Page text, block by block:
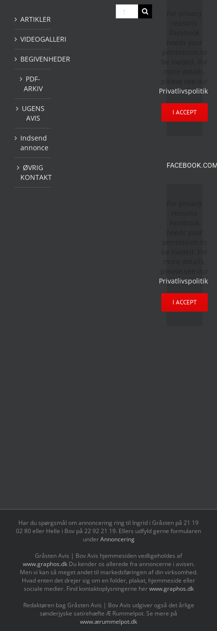
ARTIKLER
VIDEOGALLERI
BEGIVENHEDER
PDF-
ARKIV
UGENS
AVIS
Indsend
annonce
ØVRIG
KONTAKT
Søg
efter:
Privatlivspolitik
I ACCEPT
Privatlivspolitik
I ACCEPT
Har du spørgsmål om annoncering ring til Ingrid i Gråsten på 21 19
02 80 ‬eller Helle i Bov på 22 92 21 19‬. Ellers udfyld gerne formularen
underAnnoncering
Gråsten Avis | Bov Avis hjemmesiden vedligeholdes af
www.graphos.dk Du kender os allerede fra annoncerne i avisen.
Men vi kan så meget andet til markedsføringen af din virksomhed.
Hvad enten det drejer sig om en folder, plakat, hjemmeside eller
sociale medier. Find kontaktoplysningerne herwww.graphos.dk
Redaktøren bag Gråsten Avis | Bov Avis udgiver også det årlige
sønderjyske satirehæfte Æ Rummelpot. Se mere på
www.ærummelpot.dk